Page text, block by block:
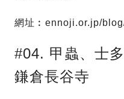
網址︰ennoji.or.jp/
#04. 甲蟲、士
鎌倉長谷寺